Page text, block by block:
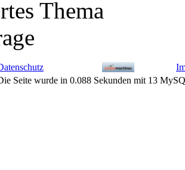
Thema
Seite wurde in 0.088 Sekunden mit 13